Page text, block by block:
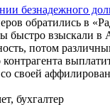
безнадежного
обратились в
быстро взыскали в
потом
со своей